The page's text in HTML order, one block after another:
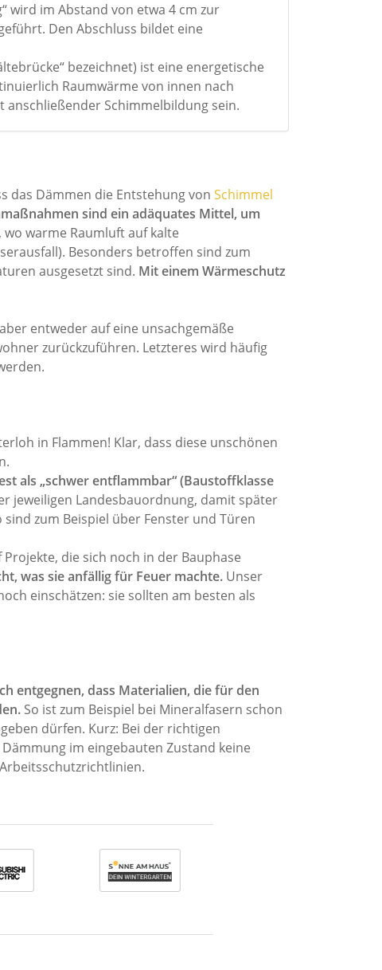
wird im Abstand von etwa 4 cm zur
Den Abschluss bildet eine
bezeichnet) ist eine energetische
Raumwärme von innen nach
anschließender Schimmelbildung sein.
das Dämmen die Entstehung von Schimmel
sind ein adäquates Mittel, um
warme Raumluft auf kalte
Besonders betroffen sind zum
ausgesetzt sind. Mit einem Wärmeschutz
entweder auf eine unsachgemäße
zurückzuführen. Letzteres wird häufig
in Flammen! Klar, dass diese unschönen
als „schwer entflammbar“ (Baustoffklasse
jeweiligen Landesbauordnung, damit später
zum Beispiel über Fenster und Türen
die sich noch in der Bauphase
was sie anfällig für Feuer machte. Unser
einschätzen: sie sollten am besten als
entgegnen, dass Materialien, die für den
So ist zum Beispiel bei Mineralfasern schon
dürfen. Kurz: Bei der richtigen
im eingebauten Zustand keine